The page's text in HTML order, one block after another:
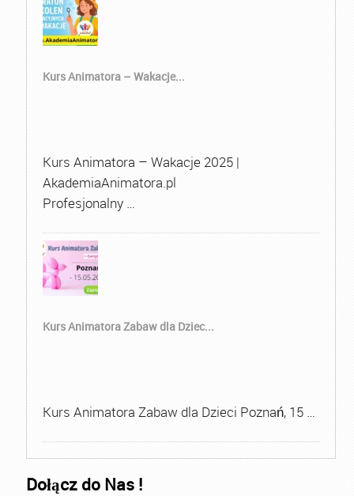
Kurs Animatora – Wakacje...
Kurs Animatora – Wakacje 2025 |
AkademiaAnimatora.pl
Profesjonalny …
Kurs Animatora Zabaw dla Dziec...
Kurs Animatora Zabaw dla Dzieci Poznań, 15 …
Dołącz do Nas !